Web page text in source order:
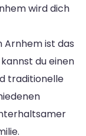
wird dich
ist das
du einen
traditionelle